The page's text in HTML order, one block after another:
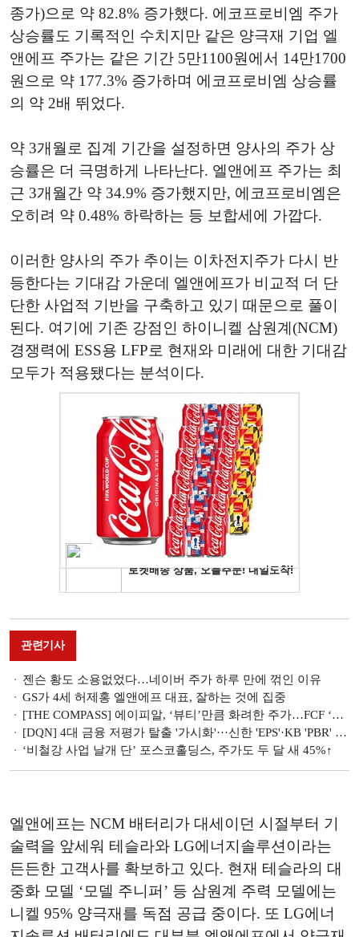
종가)으로 약 82.8% 증가했다. 에코프로비엠 주가
상승률도 기록적인 수치지만 같은 양극재 기업 엘
앤에프 주가는 같은 기간 5만1100원에서 14만1700
원으로 약 177.3% 증가하며 에코프로비엠 상승률
의 약 2배 뛰었다.
약 3개월로 집계 기간을 설정하면 양사의 주가 상
승률은 더 극명하게 나타난다. 엘앤에프 주가는 최
근 3개월간 약 34.9% 증가했지만, 에코프로비엠은
오히려 약 0.48% 하락하는 등 보합세에 가깝다.
이러한 양사의 주가 추이는 이차전지주가 다시 반
등한다는 기대감 가운데 엘앤에프가 비교적 더 단
단한 사업적 기반을 구축하고 있기 때문으로 풀이
된다. 여기에 기존 강점인 하이니켈 삼원계(NCM)
경쟁력에 ESS용 LFP로 현재와 미래에 대한 기대감
모두가 적용됐다는 분석이다.
관련기사
젠슨 황도 소용없었다…네이버 주가 하루 만에 꺾인 이유
GS가 4세 허제홍 엘앤에프 대표, 잘하는 것에 집중
[THE COMPASS] 에이피알, ‘뷰티’만큼 화려한 주가…FCF ‘파워’로 입증
[DQN] 4대 금융 저평가 탈출 '가시화'···신한 'EPS'·KB 'PBR' 독보적 [금융권 2026 1분기 리그테이블]
‘비철강 사업 날개 단’ 포스코홀딩스, 주가도 두 달 새 45%↑
엘앤에프는 NCM 배터리가 대세이던 시절부터 기
술력을 앞세워 테슬라와 LG에너지솔루션이라는
든든한 고객사를 확보하고 있다. 현재 테슬라의 대
중화 모델 ‘모델 주니퍼’ 등 삼원계 주력 모델에는
니켈 95% 양극재를 독점 공급 중이다. 또 LG에너